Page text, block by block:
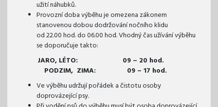
užití náhubků.
Provozní doba výběhu je omezena zákonem
stanovenou dobou dodržování nočního klidu
od 22.00 hod. do 06.00 hod. Vhodný čas užívání výběhu
se doporučuje takto:
JARO, LÉTO: 09 – 20 hod.
PODZIM, ZIMA: 09 – 17 hod.
Ve výběhu udržují pořádek a čistotu osoby
doprovázející psy.